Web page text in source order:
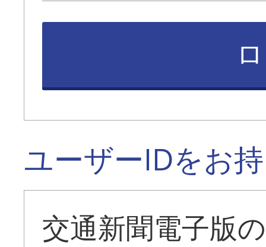
ユーザーIDをお
交通新聞電子版